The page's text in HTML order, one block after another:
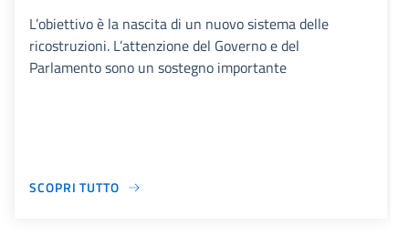
L’obiettivo è la nascita di un nuovo sistema delle
ricostruzioni. L’attenzione del Governo e del
Parlamento sono un sostegno importante
SCOPRI TUTTO